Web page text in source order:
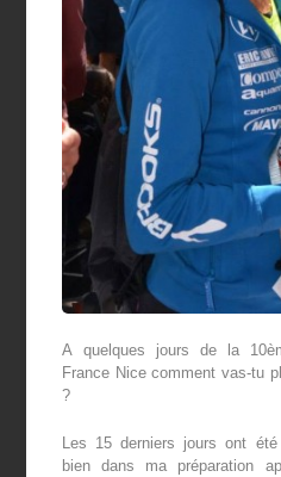
A quelques jours de la 10
France Nice comment vas-tu
?
Les 15 derniers jours ont
bien dans ma préparation